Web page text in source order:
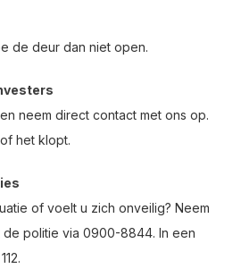
de deur dan niet open.
neem direct contact met ons op.
het klopt.
of voelt u zich onveilig? Neem
politie via 0900-8844. In een